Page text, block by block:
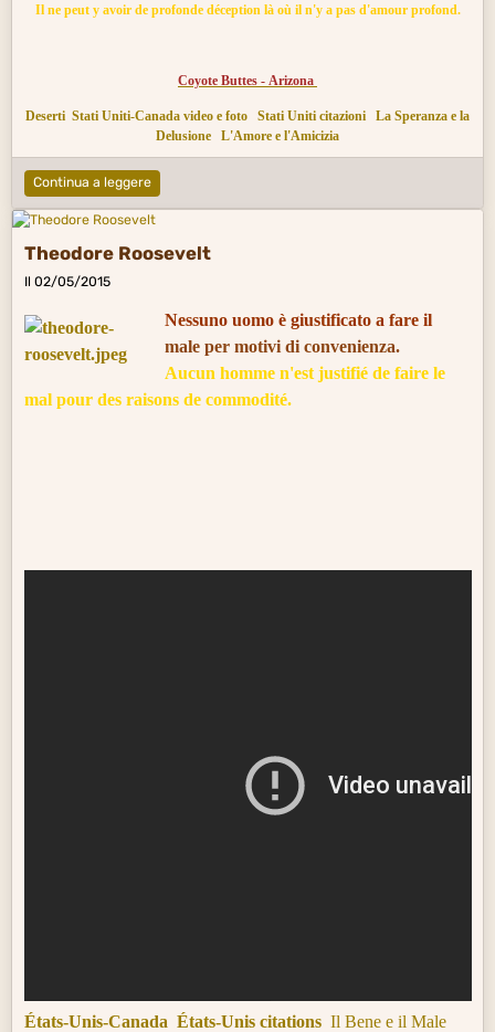
Il ne peut y avoir de profonde déception là où il n'y a pas d'amour profond.
Coyote Buttes - Arizona
Deserti Stati Uniti-Canada video e foto Stati Uniti citazioni
La Speranza e la
Delusione
L'Amore e l'Amicizia
Continua a leggere
Theodore Roosevelt
Il 02/05/2015
Nessuno uomo è giustificato a fare il
maleper motivi di convenienza.
Aucun homme n'est justifié de faire le
mal pour des raisons de commodité.
États-Unis-Canada États-Unis citations Il Bene e il Male